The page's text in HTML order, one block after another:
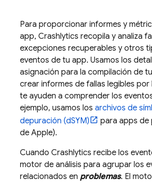
Para proporcionar informes y
app, Crashlytics recopila y analiza
excepciones recuperables y otros
eventos de tu app. Usamos los
asignación para la compilación de
crear informes de fallas legibles por
te ayuden a comprender los
ejemplo, usamos los archivos de
depuración (dSYM)
para apps de
de Apple).
Cuando Crashlytics recibe los
motor de análisis para agrupar los
relacionados en problemas. El